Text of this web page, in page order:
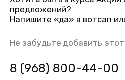
предложений?
Напишите «да» в вотсап
Не забудьте добавить
8 (968) 800-44-00